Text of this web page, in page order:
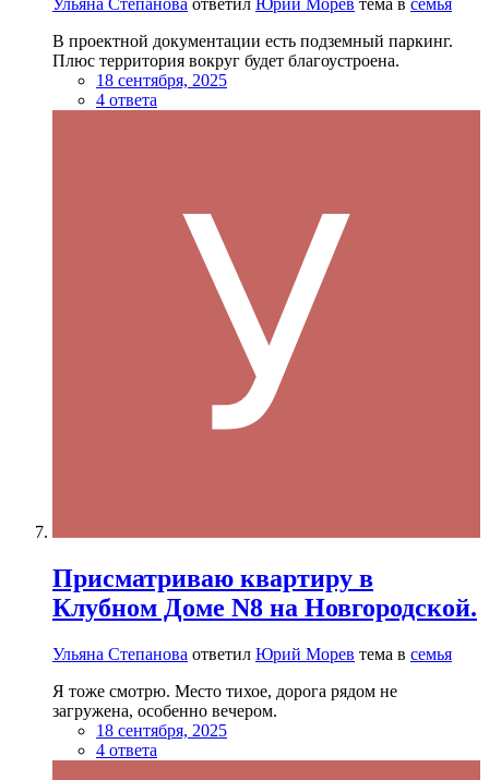
Ульяна Степанова ответил Юрий Морев тема в семья
В проектной документации есть подземный паркинг.
Плюс территория вокруг будет благоустроена.
18 сентября, 2025
4 ответа
Присматриваю квартиру в
Клубном Доме N8 на Новгородской.
Ульяна Степанова ответил Юрий Морев тема в семья
Я тоже смотрю. Место тихое, дорога рядом не
загружена, особенно вечером.
18 сентября, 2025
4 ответа